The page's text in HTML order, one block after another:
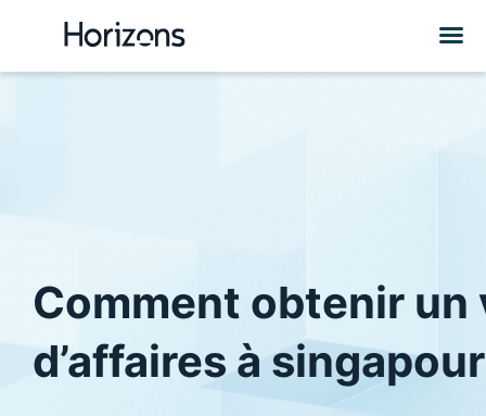
Comment obtenir un
d’affaires à singapour